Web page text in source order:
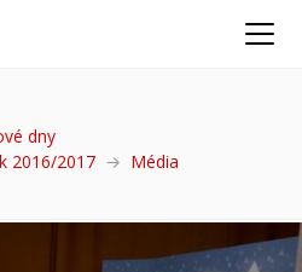
dny
2016/2017
Média